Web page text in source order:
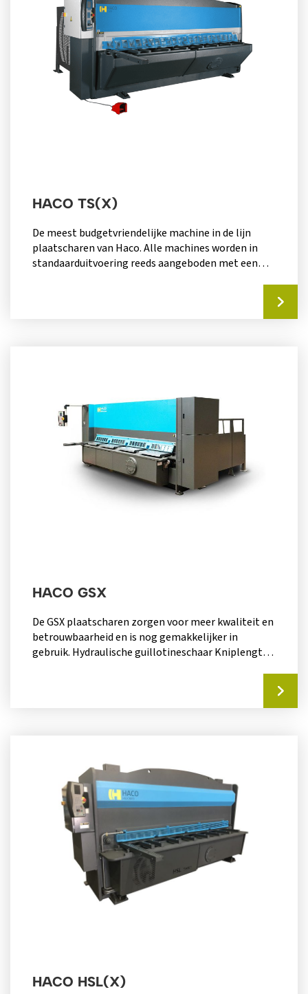
HACO TS(X)
De meest budgetvriendelijke machine in de lijn
plaatscharen van Haco. Alle machines worden in
standaarduitvoering reeds aangeboden met een
HACO GSX
De GSX plaatscharen zorgen voor meer kwaliteit en
betrouwbaarheid en is nog gemakkelijker in
gebruik. Hydraulische guillotineschaar Kniplengte
HACO HSL(X)